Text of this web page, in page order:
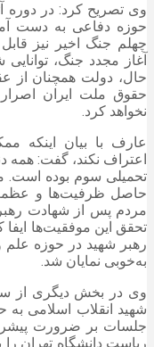
وی تصریح کرد: در
حوزه دفاعی به دست
چهلم جنگ اخیر نیز
آغاز مجدد جنگ،
حال، دولت همچنان از
حقوق ملت ایران
نخواهد کرد.
عارف با بیان اینکه
اعتراف نکند، گفت: همه
تحمیلی سوم بوده است.
حاصل ظرفیت‌ها و
مردم پس از شهادت
تحقق این موفقیت‌ها ایفا
رهبر شهید در حوزه
به‌خوبی نمایان شد.
وی در بخش دیگری از
شهید انقلاب اسلامی
جلسات بر ضرورت
ریاست دانشگاه تهران را